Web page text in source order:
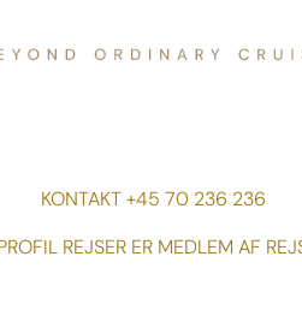
KONTAKT +45 70 236 236
REJSER ER MEDLEM AF